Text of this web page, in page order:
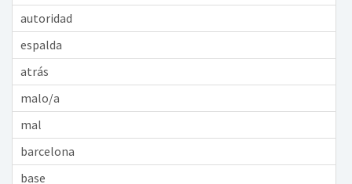
autoridad
espalda
atrás
malo/a
mal
barcelona
base